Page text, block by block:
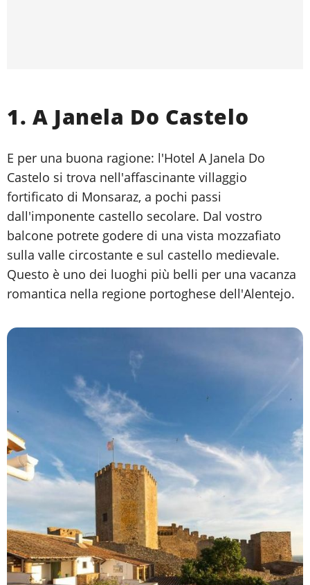
1. A Janela Do Castelo
E per una buona ragione: l'Hotel A Janela Do
Castelo si trova nell'affascinante villaggio
fortificato di Monsaraz, a pochi passi
dall'imponente castello secolare. Dal vostro
balcone potrete godere di una vista mozzafiato
sulla valle circostante e sul castello medievale.
Questo è uno dei luoghi più belli per una vacanza
romantica nella regione portoghese dell'Alentejo.